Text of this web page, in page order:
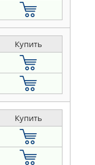
Купить
Купить